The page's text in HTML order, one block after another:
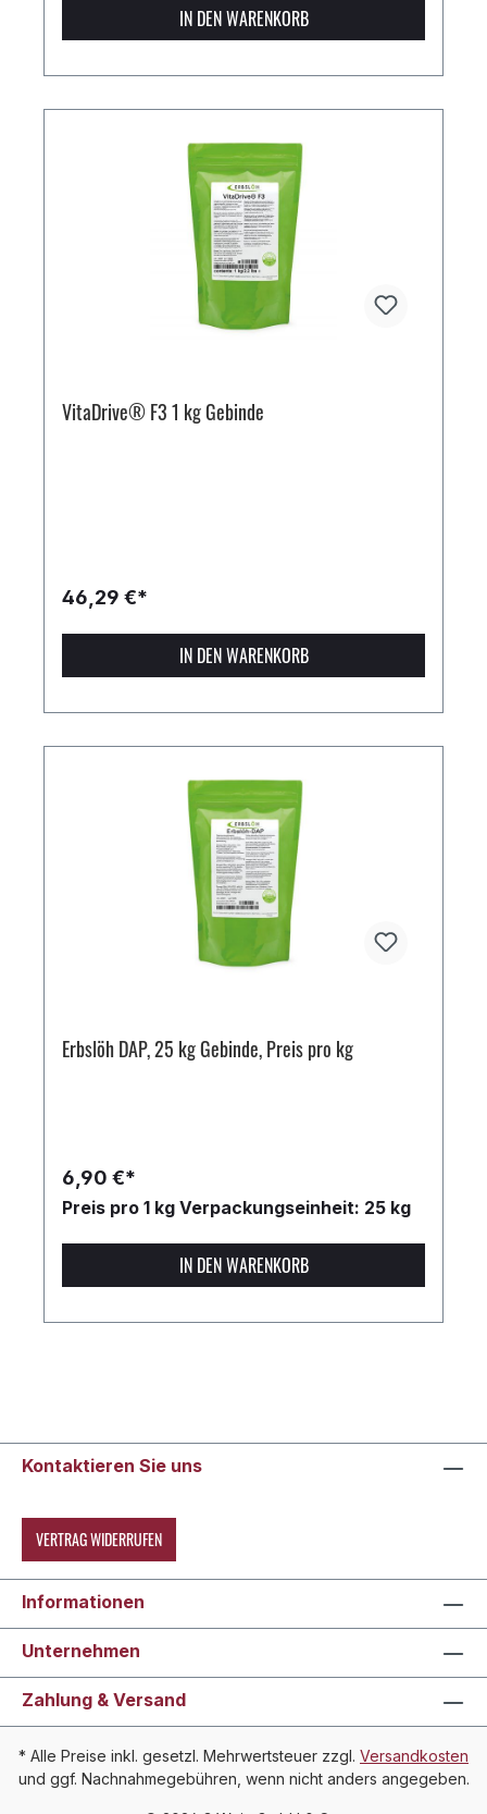
IN DEN WARENKORB
VitaDrive® F3 1 kg Gebinde
46,29 €*
IN DEN WARENKORB
Erbslöh DAP, 25 kg Gebinde, Preis pro kg
6,90 €*
Preis pro 1 kg Verpackungseinheit: 25 kg
IN DEN WARENKORB
Kontaktieren Sie uns
VERTRAG WIDERRUFEN
Informationen
Unternehmen
Zahlung & Versand
* Alle Preise inkl. gesetzl. Mehrwertsteuer zzgl. Versandkosten
und ggf. Nachnahmegebühren, wenn nicht anders angegeben.